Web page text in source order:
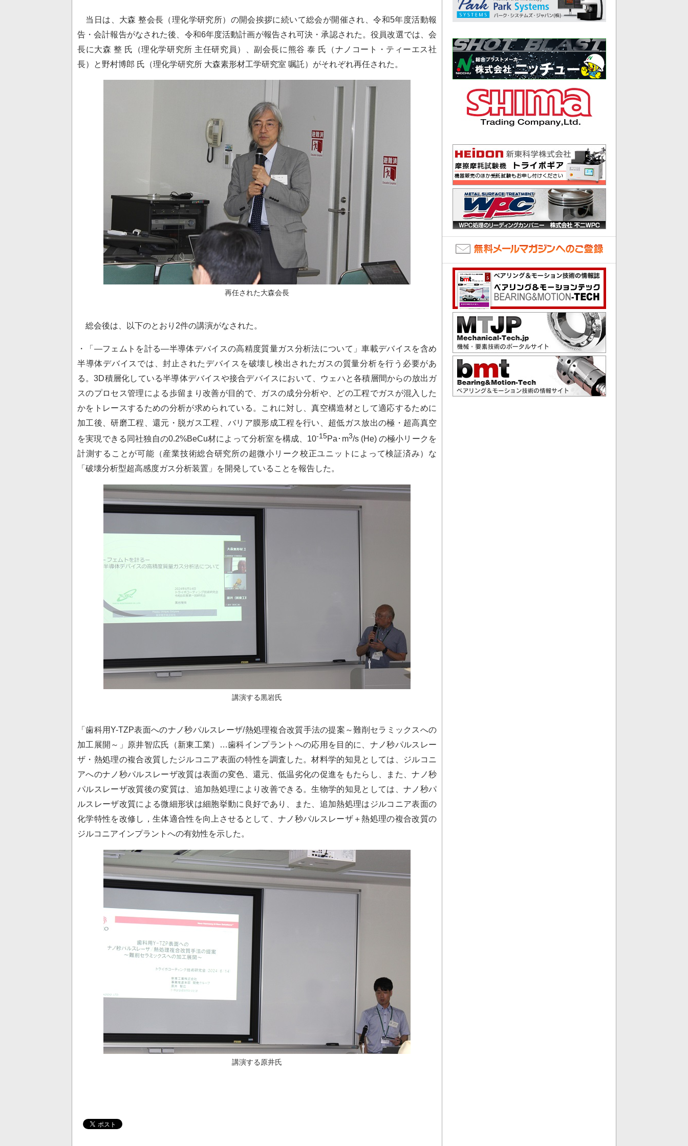
当日は、大森 整会長（理化学研究所）の開会挨拶に続いて総会が開催され、令和5年度活動報
告・会計報告がなされた後、令和6年度活動計画が報告され可決・承認された。役員改選では、会
長に大森 整 氏（理化学研究所 主任研究員）、副会長に熊谷 泰 氏（ナノコート・ティーエス社
長）と野村博郎 氏（理化学研究所 大森素形材工学研究室 嘱託）がそれぞれ再任された。
再任された大森会長
総会後は、以下のとおり2件の講演がなされた。
・「―フェムトを計る―半導体デバイスの高精度質量ガス分析法について」車載デバイスを含め
半導体デバイスでは、封止されたデバイスを破壊し検出されたガスの質量分析を行う必要があ
る。3D積層化している半導体デバイスや接合デバイスにおいて、ウェハと各積層間からの放出ガ
スのプロセス管理による歩留まり改善が目的で、ガスの成分分析や、どの工程でガスが混入した
かをトレースするための分析が求められている。これに対し、真空構造材として適応するために
加工後、研磨工程、還元・脱ガス工程、バリア膜形成工程を行い、超低ガス放出の極・超高真空
を実現できる同社独自の0.2%BeCu材によって分析室を構成、10-15Pa･m3/s (He) の極小リークを
計測することが可能（産業技術総合研究所の超微小リーク校正ユニットによって検証済み）な
「破壊分析型超高感度ガス分析装置」を開発していることを報告した。
講演する黒岩氏
「歯科用Y-TZP表面へのナノ秒パルスレーザ/熱処理複合改質手法の提案～難削セラミックスへの
加工展開～」原井智広氏（新東工業）…歯科インプラントへの応用を目的に、ナノ秒パルスレー
ザ・熱処理の複合改質したジルコニア表面の特性を調査した。材料学的知見としては、ジルコニ
アへのナノ秒パルスレーザ改質は表面の変色、還元、低温劣化の促進をもたらし、また、ナノ秒
パルスレーザ改質後の変質は、追加熱処理により改善できる。生物学的知見としては、ナノ秒パ
ルスレーザ改質による微細形状は細胞挙動に良好であり、また、追加熱処理はジルコニア表面の
化学特性を改修し，生体適合性を向上させるとして、ナノ秒パルスレーザ＋熱処理の複合改質の
ジルコニアインプラントへの有効性を示した。
講演する原井氏